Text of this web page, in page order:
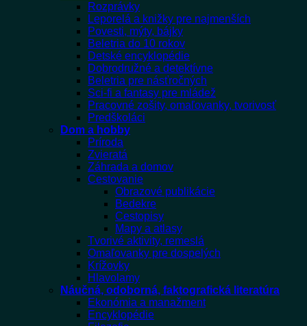
Rozprávky
Leporelá a knižky pre najmenších
Povesti, mýty, bájky
Beletria do 10 rokov
Detské encyklopédie
Dobrodružné a detektívne
Beletria pre násťročných
Sci-fi a fantasy pre mládež
Pracovné zošity, omaľovanky, tvorivosť
Predškoláci
Dom a hobby
Príroda
Zvieratá
Záhrada a domov
Cestovanie
Obrazové publikácie
Bedekre
Cestopisy
Mapy a atlasy
Tvorivé aktivity, remeslá
Omaľovanky pre dospelých
Krížovky
Hlavolamy
Náučná, odoborná, faktografická literatúra
Ekonómia a manažment
Encyklopédie